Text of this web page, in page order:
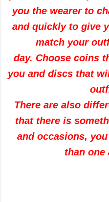
you the wearer to
and quickly to give
match your
day. Choose coins
you and discs that
There are also
that there is
and occasions,
than one